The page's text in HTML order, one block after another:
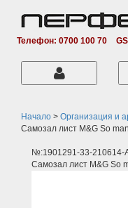
Телефон: 0700 100 70
Начало > Организация и
Самозал лист M&G So
№:1901291-33-210614-
Самозал лист M&G So